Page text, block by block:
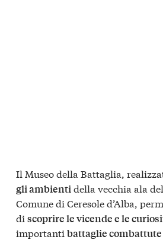
Il Museo della Battaglia,
gli ambientidella vecchia ala
Comune di Ceresole d’Alba,
di scoprire le vicende e le
importanti battaglie